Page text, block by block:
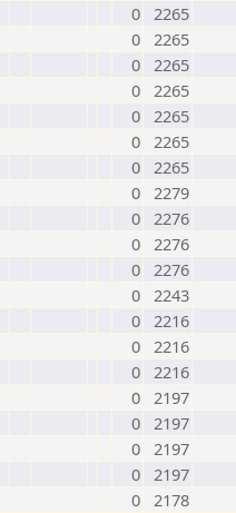
0 2265
0 2265
0 2265
0 2265
0 2265
0 2265
0 2265
0 2279
0 2276
0 2276
0 2276
0 2243
0 2216
0 2216
0 2216
0 2197
0 2197
0 2197
0 2197
0 2178